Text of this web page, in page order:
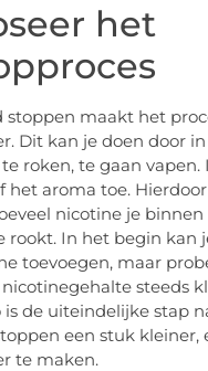
het
stoppen maakt het
Dit kan je doen door
roken, te gaan vapen.
het aroma toe.
nicotine je
rookt. In het begin kan
toevoegen, maar
steeds
is de uiteindelijke stap
een stuk kleiner,
te maken.